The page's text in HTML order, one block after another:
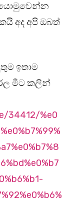
යොමුවෙන්න
අද අපි ඔබත්
ඉතාම
මීට කලින්
34412/%e0